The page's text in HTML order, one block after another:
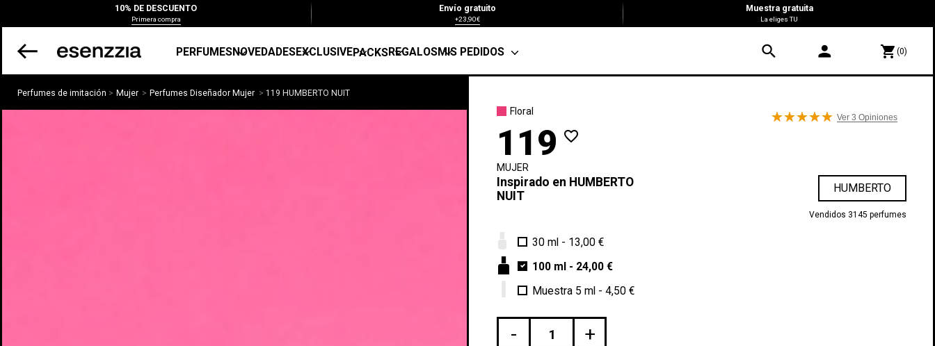
10% DE DESCUENTO
Primera compra
Envío gratuito
+23,90€
Muestra gratuita
La eliges TU
PERFUMESNOVEDADESEXCLUSIVEPACKSREGALOSMIS PEDIDOS search person shopping_cart(0)
Perfumes de imitación Mujer Perfumes Diseñador Mujer 119 HUMBERTO NUIT
Floral
Ver 3 Opiniones
119 favorite_border
MUJER
Inspirado en HUMBERTO
NUIT
HUMBERTO
Vendidos 3145 perfumes
30 ml - 13,00 €
100 ml - 24,00 €
Muestra 5 ml - 4,50 €
- +